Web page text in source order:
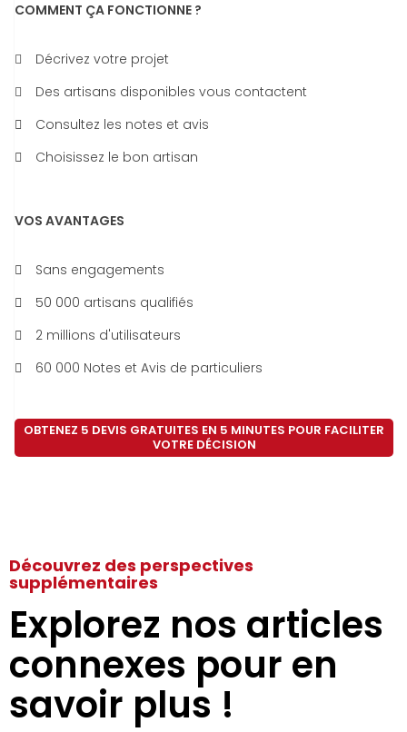
COMMENT ÇA FONCTIONNE ?
Décrivez votre projet
Des artisans disponibles vous contactent
Consultez les notes et avis
Choisissez le bon artisan
VOS AVANTAGES
Sans engagements
50 000 artisans qualifiés
2 millions d'utilisateurs
60 000 Notes et Avis de particuliers
OBTENEZ 5 DEVIS GRATUITES EN 5 MINUTES POUR FACILITER
VOTRE DÉCISION
Découvrez des perspectives
supplémentaires
Explorez nos articles
connexes pour en
savoir plus !